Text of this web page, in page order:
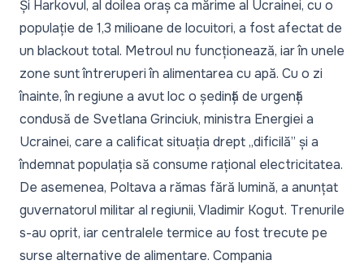
Și Harkovul, al doilea oraș ca mărime al Ucrainei, cu o
populație de 1,3 milioane de locuitori, a fost afectat de
un blackout total. Metroul nu funcționează, iar în unele
zone sunt întreruperi în alimentarea cu apă. Cu o zi
înainte, în regiune a avut loc o ședință de urgență
condusă de Svetlana Grinciuk, ministra Energiei a
Ucrainei, care a calificat situația drept „dificilă” și a
îndemnat populația să consume rațional electricitatea.
De asemenea, Poltava a rămas fără lumină, a anunțat
guvernatorul militar al regiunii, Vladimir Kogut. Trenurile
s-au oprit, iar centralele termice au fost trecute pe
surse alternative de alimentare. Compania